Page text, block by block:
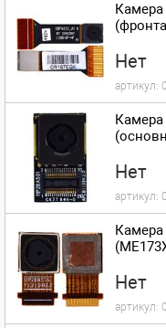
Камера
Нет
артикул:
Камера
Нет
артикул:
Камера
Нет
артикул: